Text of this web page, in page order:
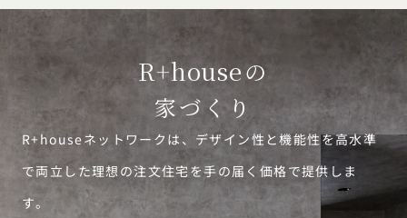
R+houseの
家づくり
R+houseネットワークは、デザイン性と機能性を高水準
で両立した理想の注文住宅を手の届く価格で提供しま
す。